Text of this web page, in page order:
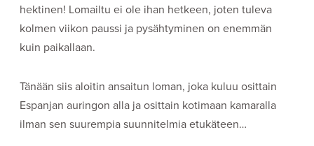
hektinen! Lomailtu ei ole ihan hetkeen, joten tuleva
kolmen viikon paussi ja pysähtyminen on enemmän
kuin paikallaan.
Tänään siis aloitin ansaitun loman, joka kuluu osittain
Espanjan auringon alla ja osittain kotimaan kamaralla
ilman sen suurempia suunnitelmia etukäteen…